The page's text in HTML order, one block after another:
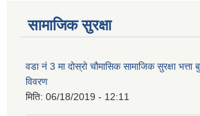
सामाजिक सुरक्षा
वडा नं 3 मा दोस्रो चौमासिक सामाजिक सुरक्षा भत्ता
विवरण
मिति: 06/18/2019 - 12:11